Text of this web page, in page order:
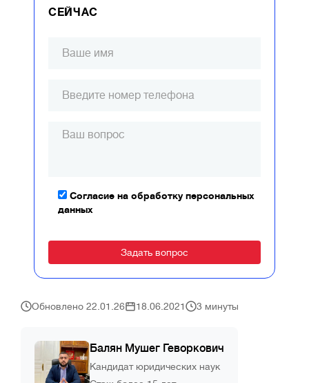
СЕЙЧАС
Согласие на обработку персональных
данных
Обновлено 22.01.26 18.06.2021 3 минуты
Балян Мушег Геворкович
Кандидат юридических наук